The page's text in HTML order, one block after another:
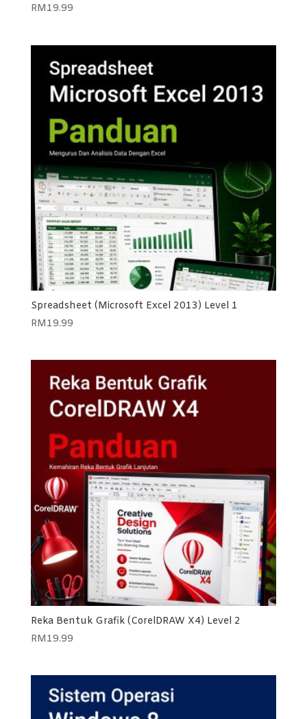
RM19.99
Spreadsheet (Microsoft Excel 2013) Level 1
RM19.99
Reka Bentuk Grafik (CorelDRAW X4) Level 2
RM19.99